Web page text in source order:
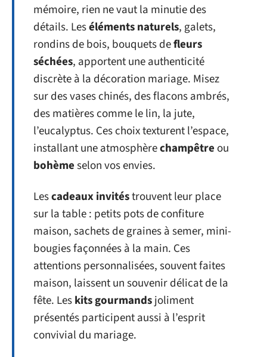
mémoire, rien ne vaut la minutie des
détails. Leséléments naturels, galets,
rondins de bois, bouquets defleurs
séchées, apportent une authenticité
discrète à la décoration mariage. Misez
sur des vases chinés, des flacons ambrés,
des matières comme le lin, la jute,
l’eucalyptus. Ces choix texturent l’espace,
installant une atmosphèrechampêtre ou
bohèmeselon vos envies.
Lescadeaux invitéstrouvent leur place
sur la table : petits pots de confiture
maison, sachets de graines à semer, mini-
bougies façonnées à la main. Ces
attentions personnalisées, souvent faites
maison, laissent un souvenir délicat de la
fête. Leskits gourmandsjoliment
présentés participent aussi à l’esprit
convivial du mariage.